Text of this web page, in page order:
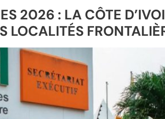
2026 : LA CÔTE
LOCALITÉS